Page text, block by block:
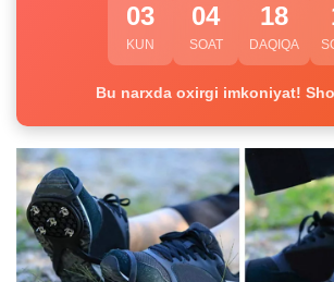
03
KUN
04
SOAT
18
DAQIQA
Bu narxda oxirgi imkoniyat!